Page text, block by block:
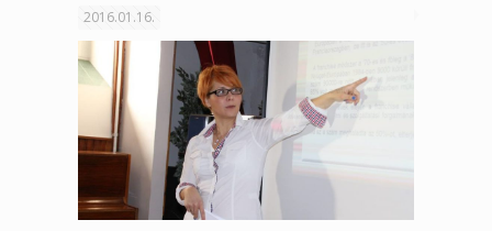
2016.01.16.